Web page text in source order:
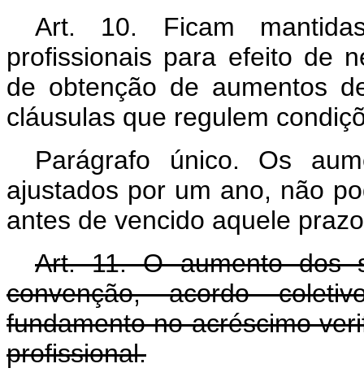
Art. 10. Ficam
profissionais para efeito de
de obtenção de aumentos
cláusulas que regulem
Parágrafo único. Os
ajustados por um ano, não
antes de vencido aquele
Art. 11. O aumento dos
convenção, acordo
fundamento no acréscimo
profissional.